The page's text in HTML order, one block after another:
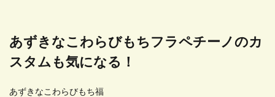
あずきなこわらびもちフラペチーノのカ
スタムも気になる！
あずきなこわらびもち福